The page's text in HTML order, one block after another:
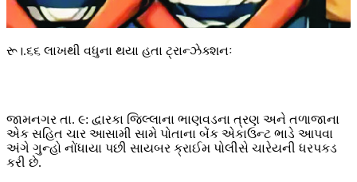
રૂ।.૬૬ લાખથી વધુના થયા હતા ટ્રાન્ઝેક્શનઃ
જામનગર તા. ૯: દ્વારકા જિલ્લાના ભાણવડના ત્રણ અને તળાજાના
એક સહિત ચાર આસામી સામે પોતાના બેંક એકાઉન્ટ ભાડે આપવા
અંગે ગુન્હો નોંધાયા પછી સાયબર ક્રાઈમ પોલીસે ચારેયની ધરપકડ
કરી છે.